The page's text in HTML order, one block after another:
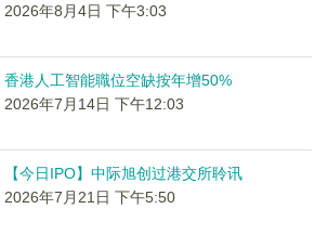
2026年8月4日 下午3:03
香港人工智能職位空缺按年增50%
2026年7月14日 下午12:03
【今日IPO】中际旭创过港交所聆讯
2026年7月21日 下午5:50